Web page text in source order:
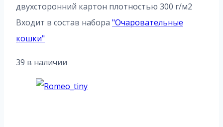
двухсторонний картон плотностью 300 г/м2
Входит в состав набора "Очаровательные
кошки"
39 в наличии